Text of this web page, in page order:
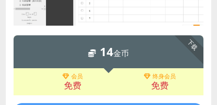
下载
14金币
会员
免费
终身会员
免费